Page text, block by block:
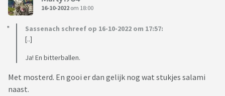
16-10-2022 om 18:00
Sassenach schreef op 16-10-2022 om 17:57:
[..]
Ja! En bitterballen.
Met mosterd. En gooi er dan gelijk nog wat stukjes salami
naast.